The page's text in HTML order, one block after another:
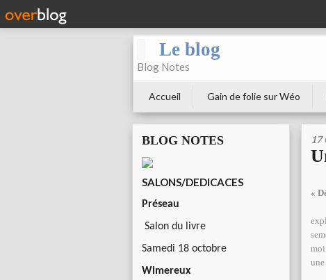
Le blog
Blog Notes
Accueil Gain de folie sur Wéo
BLOG NOTES
SALONS/DEDICACES
Préseau
Salon du livre
Samedi 18 octobre
Wimereux
17
«